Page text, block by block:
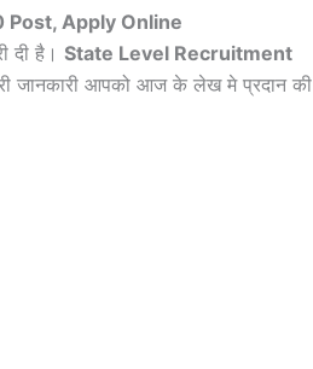
Apply Online
दी है। State Level Recruitment
जानकारी आपको आज के लेख मे प्रदान की